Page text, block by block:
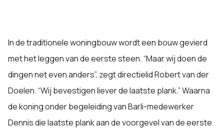
In de traditionele woningbouw wordt een bouw gevierd
met het leggen van de eerste steen. “Maar wij doen de
dingen net even anders”, zegt directielid Robert van der
Doelen. “Wij bevestigen liever de laatste plank.” Waarna
de koning onder begeleiding van Barli-medewerker
Dennis die laatste plank aan de voorgevel van de eerste